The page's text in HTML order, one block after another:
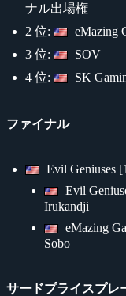
ナル出場権
2 位:
eMazing
3 位:
SOV
4 位:
SK
ファイナル
Evil Geniuses
Evil
Irukandji
eMazing
Sobo
サードプライスプレ